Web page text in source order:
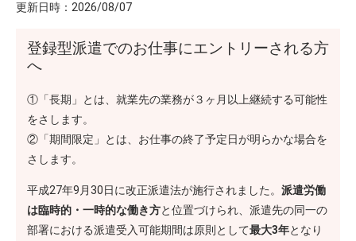
更新日時： 2026/08/07
登録型派遣でのお仕事にエントリーされる方
へ
①「長期」とは、就業先の業務が３ヶ月以上継続する可能性
をさします。
②「期間限定」とは、お仕事の終了予定日が明らかな場合を
さします。
平成27年9月30日に改正派遣法が施行されました。 派遣労働
は臨時的・一時的な働き方と位置づけられ、派遣先の同一の
部署における派遣受入可能期間は原則として最大3年となり